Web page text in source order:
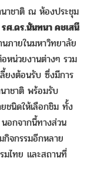
ชาติ ณ ห้องประชุม
รศ.ดร.นันทนา คชเสนี
ภายในมหาวิทยาลัย
หน่วยงานต่างๆ รวม
ยงต้อนรับ ซึ่งมีการ
าชาติ พร้อมรับ
ชนิดให้เลือกชิม ทั้ง
อกจากนี้ทางส่วน
กิจกรรมอีกหลาย
มไทย และสถานที่